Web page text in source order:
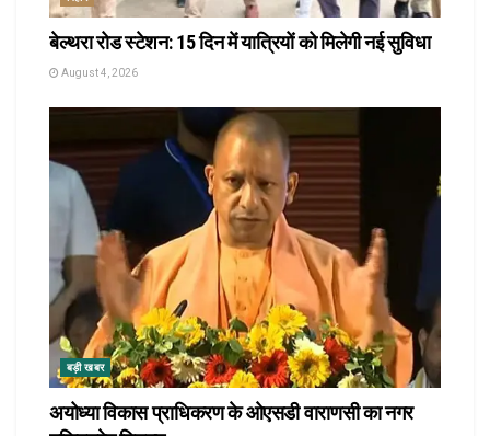
बेल्थरा रोड स्टेशन: 15 दिन में यात्रियों को मिलेगी नई सुविधा
August 4, 2026
बड़ी खबर
अयोध्या विकास प्राधिकरण के ओएसडी वाराणसी का नगर